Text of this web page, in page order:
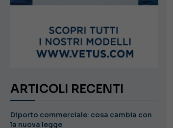
ARTICOLI RECENTI
Diporto commerciale: cosa cambia con
la nuova legge